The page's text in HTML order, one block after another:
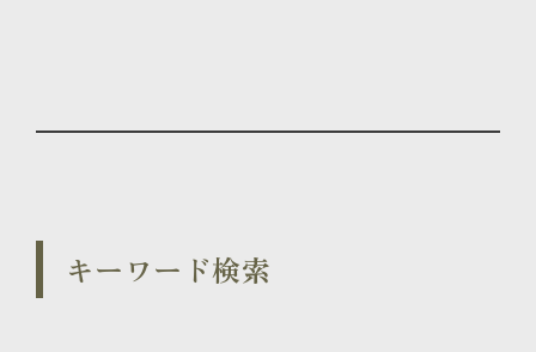
キーワード検索